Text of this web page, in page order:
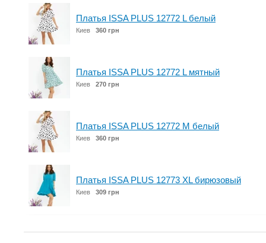
Платья ISSA PLUS 12772 L белый
Киев 360 грн
Платья ISSA PLUS 12772 L мятный
Киев 270 грн
Платья ISSA PLUS 12772 M белый
Киев 360 грн
Платья ISSA PLUS 12773 XL бирюзовый
Киев 309 грн